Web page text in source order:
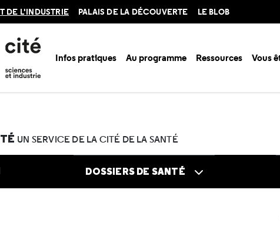
DE L'INDUSTRIE PALAIS DE LA DÉCOUVERTE LE BLOB
Infos pratiques Au programme Ressources Vous
UN SERVICE DE LA CITÉ DE LA SANTÉ
DOSSIERS DE SANTÉ